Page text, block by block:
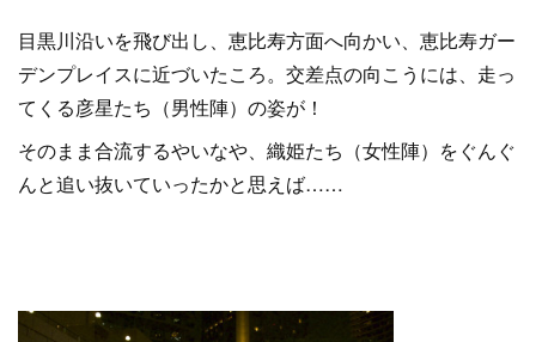
目黒川沿いを飛び出し、恵比寿方面へ向かい、恵比寿ガー
デンプレイスに近づいたころ。交差点の向こうには、走っ
てくる彦星たち（男性陣）の姿が！
そのまま合流するやいなや、織姫たち（女性陣）をぐんぐ
んと追い抜いていったかと思えば……